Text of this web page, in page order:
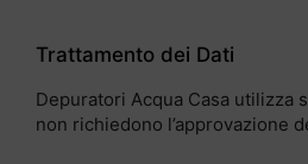
Trattamento dei Dati
Depuratori Acqua Casa utilizza
non richiedono l’approvazione